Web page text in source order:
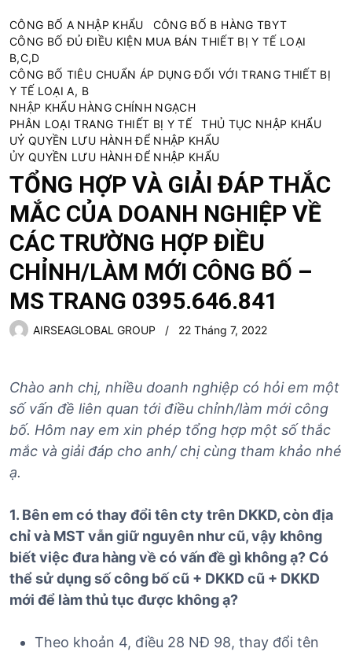
CÔNG BỐ A NHẬP KHẨU
CÔNG BỐ B HÀNG TBYT
CÔNG BỐ ĐỦ ĐIỀU KIỆN MUA BÁN THIẾT BỊ Y TẾ LOẠI
B,C,D
CÔNG BỐ TIÊU CHUẨN ÁP DỤNG ĐỐI VỚI TRANG THIẾT BỊ
Y TẾ LOẠI A, B
NHẬP KHẨU HÀNG CHÍNH NGẠCH
PHÂN LOẠI TRANG THIẾT BỊ Y TẾ
THỦ TỤC NHẬP KHẨU
UỶ QUYỀN LƯU HÀNH ĐỂ NHẬP KHẨU
ỦY QUYỀN LƯU HÀNH ĐỂ NHẬP KHẨU
TỔNG HỢP VÀ GIẢI ĐÁP THẮC
MẮC CỦA DOANH NGHIỆP VỀ
CÁC TRƯỜNG HỢP ĐIỀU
CHỈNH/LÀM MỚI CÔNG BỐ –
MS TRANG 0395.646.841
AIRSEAGLOBAL GROUP 22 Tháng 7, 2022
Chào anh chị, nhiều doanh nghiệp có hỏi em một
số vấn đề liên quan tới điều chỉnh/làm mới công
bố. Hôm nay em xin phép tổng hợp một số thắc
mắc và giải đáp cho anh/ chị cùng tham khảo nhé
ạ.
1. Bên em có thay đổi tên cty trên DKKD, còn địa
chỉ và MST vẫn giữ nguyên như cũ, vậy không
biết việc đưa hàng về có vấn đề gì không ạ? Có
thể sử dụng số công bố cũ + DKKD cũ + DKKD
mới để làm thủ tục được không ạ?
Theo khoản 4, điều 28 NĐ 98, thay đổi tên